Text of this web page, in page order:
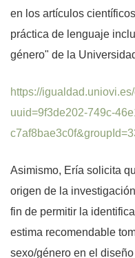
en los artículos
práctica de lenguaje
género" de la
https://
uuid=9f3de202-749c-
Asimismo, Ería solicita
origen de la
fin de permitir la
estima recomendable
sexo/género en el